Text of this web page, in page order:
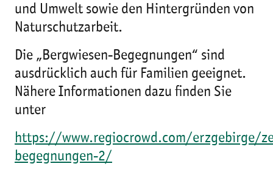
und Umwelt sowie den Hintergründen von
Naturschutzarbeit.
Die „Bergwiesen-Begegnungen“ sind
ausdrücklich auch für Familien geeignet.
Nähere Informationen dazu finden Sie
unter
https://www.regiocrowd.com/erzgebirge/
begegnungen-2/